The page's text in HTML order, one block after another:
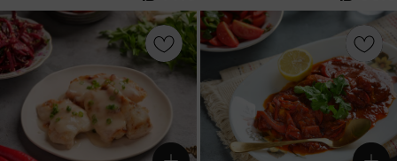
הוספה לסל הוספה לסל